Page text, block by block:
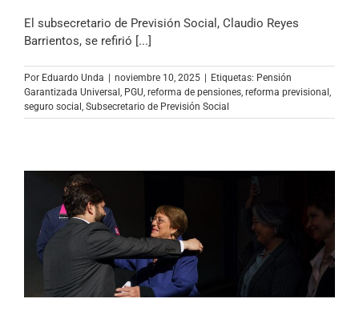
Especiales
El subsecretario de Previsión Social, Claudio Reyes
Barrientos, se refirió [...]
Por Eduardo Unda | noviembre 10, 2025 | Etiquetas: Pensión
Garantizada Universal PGU reforma de pensiones reforma previsional
seguro social Subsecretario de Previsión Social